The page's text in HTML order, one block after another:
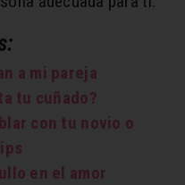
a mi pareja
tu cuñado?
con tu novio o
en el amor